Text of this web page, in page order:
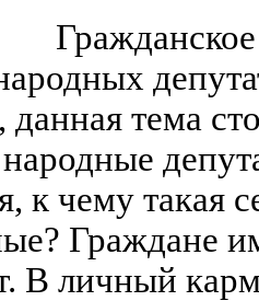
данная тема
к чему такая
Граждане
В личный